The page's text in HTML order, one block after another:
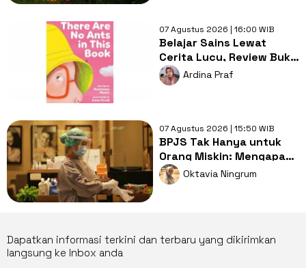
07 Agustus 2026 | 16:00 WIB
Belajar Sains Lewat
Cerita Lucu, Review Buku
There Are No Ants in This
Book
Ardina Praf
07 Agustus 2026 | 15:50 WIB
BPJS Tak Hanya untuk
Orang Miskin: Mengapa
Miskonsepsi Ini Masih
Bertahan?
Oktavia Ningrum
Dapatkan informasi terkini dan terbaru yang dikirimkan
langsung ke Inbox anda